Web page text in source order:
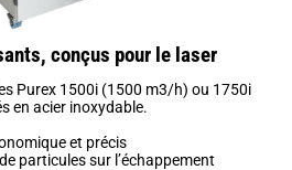
conçus pour le laser
Purex 1500i (1500 m3/h) ou 1750i
en acier inoxydable.
et précis
particules sur l’échappement